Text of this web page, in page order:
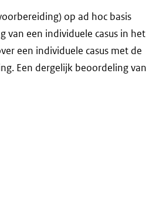
op ad hoc basis
van een individuele casus in het
een individuele casus met de
Een dergelijk beoordeling van